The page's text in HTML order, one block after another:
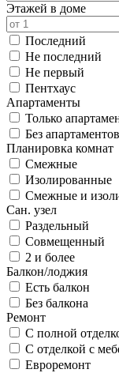
Этажей в доме
Последний
Не последний
Не первый
Пентхаус
Апартаменты
Только
Без апартаментов
Планировка комнат
Смежные
Изолированные
Смежные и
Сан. узел
Раздельный
Совмещенный
2 и более
Балкон/лоджия
Есть балкон
Без балкона
Ремонт
С полной
С отделкой с
Евроремонт